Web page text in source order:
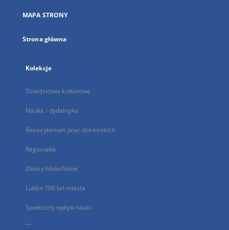
karcie
MAPA STRONY
Strona główna
Kolekcje
Dziedzictwo kulturowe
Nauka i dydaktyka
Repozytorium prac doktorskich
Regionalia
Zbiory bibliofilskie
Lublin 700 lat miasta
Społeczny wpływ nauki
...